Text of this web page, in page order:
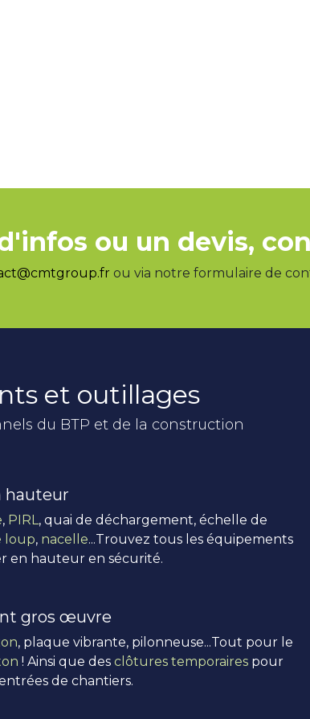
ou un devis,
ou via notre formulaire de
et outillages
du BTP et de la construction
hauteur
, PIRL, quai de déchargement, échelle de
loup, nacelle...Trouvez tous les équipements
en hauteur en sécurité.
gros œuvre
, plaque vibrante, pilonneuse...Tout pour le
! Ainsi que des clôtures temporaires pour
de chantiers.